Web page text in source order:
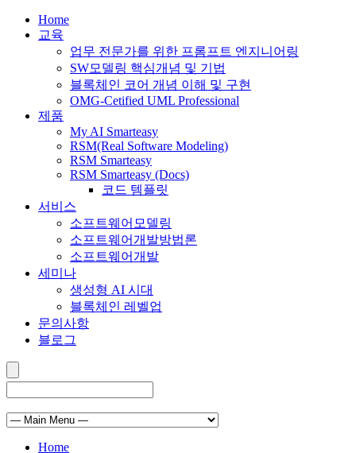
Home
교육
업무 전문가를 위한 프롬프트 엔지니어링
SW모델링 핵심개념 및 기법
블록체인 코어 개념 이해 및 구현
OMG-Cetified UML Professional
제품
My AI Smarteasy
RSM(Real Software Modeling)
RSM Smarteasy
RSM Smarteasy (Docs)
코드 템플릿
서비스
소프트웨어모델링
소프트웨어개발방법론
소프트웨어개발
세미나
생성형 AI 시대
블록체인 레벨업
문의사항
블로그
Home